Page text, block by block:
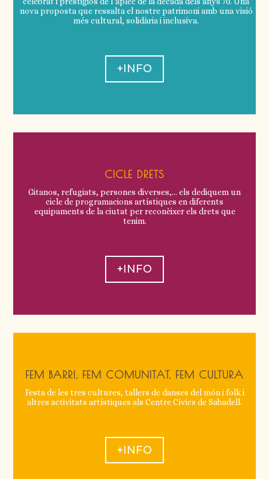
nova proposta que ressalta el nostre patrimoni amb una visió
més cultural, solidària i inclusiva.
+INFO
CICLE DRETS
Gitanos, refugiats, persones diverses,… els dediquem un
cicle de programacions artístiques en diferents
equipaments de la ciutat per reconèixer els drets que
tenim.
+INFO
FEM BARRI, FEM COMUNITAT, FEM CULTURA
Festa de les tres cultures, tallers de danses del món i folk i
altres activitats artístiques als Centre Cívics de Sabadell.
+INFO